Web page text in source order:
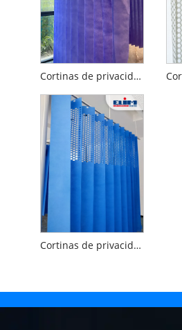
Cortinas de privacidad antibacterianas para hospitales con ganchos enrollables
Cortinas de privacidad desechables con ojales